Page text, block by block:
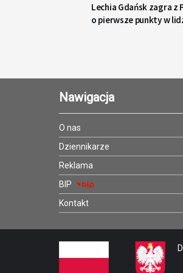
Lechia Gdańsk zagra z
o pierwsze punkty w
Nawigacja
O nas
Dziennikarze
Reklama
BIP
Kontakt